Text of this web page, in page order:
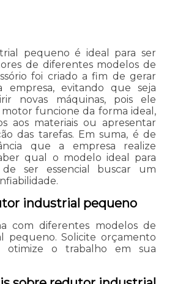
pequeno é ideal para ser
de diferentes modelos de
foi criado a fim de gerar
empresa, evitando que seja
novas máquinas, pois ele
funcione da forma ideal,
aos materiais ou apresentar
das tarefas. Em suma, é de
que a empresa realize
qual o modelo ideal para
ser essencial buscar um
industrial pequeno
com diferentes modelos de
pequeno. Solicite orçamento
otimize o trabalho em sua